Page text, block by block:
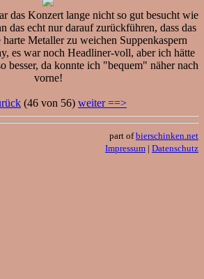
das Konzert lange nicht so gut besucht wie
das echt nur darauf zurückführen, dass das
Metaller zu weichen Suppenkaspern
es war noch Headliner-voll, aber ich hätte
besser, da konnte ich "bequem" näher nach
vorne!
(46 von 56) weiter ==>
part ofbierschinken.net
Impressum | Datenschutz